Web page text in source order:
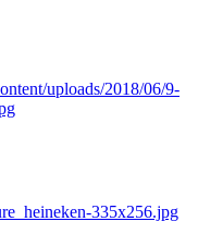
uploads/2018/06/9-
335x256.jpg